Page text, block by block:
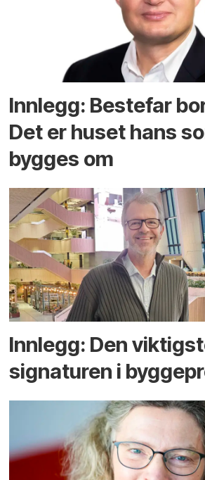
Innlegg: Bestefar
Det er huset hans
bygges om
Innlegg: Den
signaturen i